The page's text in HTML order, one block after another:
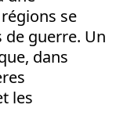
se
guerre. Un
dans
les